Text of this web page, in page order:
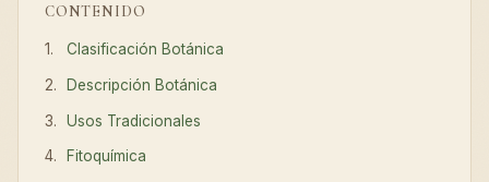
CONTENIDO
Clasificación Botánica
Descripción Botánica
Usos Tradicionales
Fitoquímica